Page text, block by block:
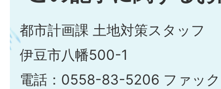
都市計画課 土地対策スタッフ
伊豆市八幡500-1
電話：0558-83-5206 ファッ